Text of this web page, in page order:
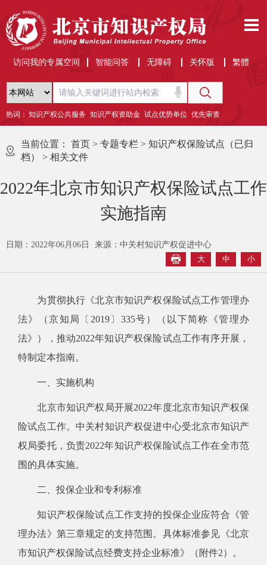
访问我的专属空间 智能问答 无障碍 关怀版 繁體
热词： 知识产权公共服务 知识产权资助金 试点优势单位 优先审查
当前位置： 首页 > 专题专栏 > 知识产权保险试点（已归
档）
> 相关文件
2022年北京市知识产权保险试点工作
实施指南
日期：2022年06月06日
来源：中关村知识产权促进中心
大
中 小
为贯彻执行《北京市知识产权保险试点工作管理办
法》（京知局〔2019〕335号）（以下简称《管理办
法》），推动2022年知识产权保险试点工作有序开展，
特制定本指南。
一、实施机构
北京市知识产权局开展2022年度北京市知识产权保
险试点工作。中关村知识产权促进中心受北京市知识产
权局委托，负责2022年知识产权保险试点工作在全市范
围的具体实施。
二、投保企业和专利标准
知识产权保险试点工作支持的投保企业应符合《管
理办法》第三章规定的支持范围。具体标准参见《北京
市知识产权保险试点经费支持企业标准》（附件2）。